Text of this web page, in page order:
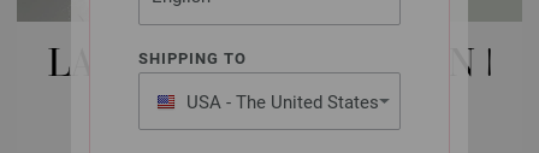
SHIPPING TO
USA - The United States
of America
LANA GROSSA NAALDEN |
TOEBEHOREN